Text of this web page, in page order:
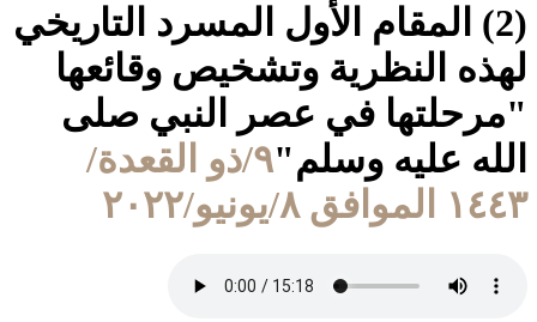
(2) المقام الأول المسرد التاريخي
لهذه النظرية وتشخيص وقائعها
"مرحلتها في عصر النبي صلى
الله عليه وسلم" ٩/ذو القعدة/
١٤٤٣ الموافق ٨/يونيو/٢٠٢٢